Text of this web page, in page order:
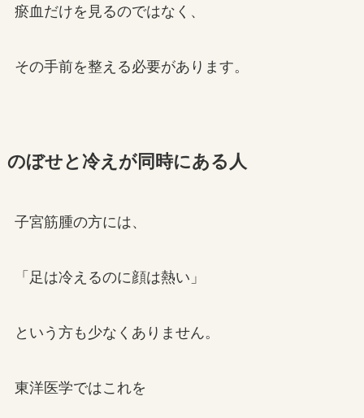
瘀血だけを見るのではなく、
その手前を整える必要があります。
のぼせと冷えが同時にある人
子宮筋腫の方には、
「足は冷えるのに顔は熱い」
という方も少なくありません。
東洋医学ではこれを